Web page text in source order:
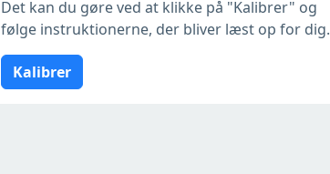
Det kan du gøre ved at klikke på "Kalibrer" og
følge instruktionerne, der bliver læst op for dig.
Kalibrer